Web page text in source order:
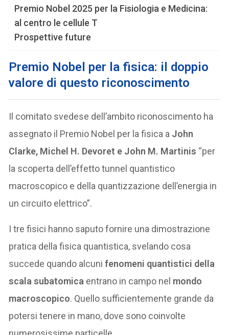
Premio Nobel 2025 per la Fisiologia e Medicina:
al centro le cellule T
Prospettive future
Premio Nobel per la fisica: il doppio
valore di questo riconoscimento
Il comitato svedese dell’ambito riconoscimento ha
assegnato il Premio Nobel per la fisica a John
Clarke, Michel H. Devoret e John M. Martinis “per
la scoperta dell’effetto tunnel quantistico
macroscopico e della quantizzazione dell’energia in
un circuito elettrico”.
I tre fisici hanno saputo fornire una dimostrazione
pratica della fisica quantistica, svelando cosa
succede quando alcunifenomeni quantistici della
scala subatomica entrano in campo nel mondo
macroscopico. Quello sufficientemente grande da
potersi tenere in mano, dove sono coinvolte